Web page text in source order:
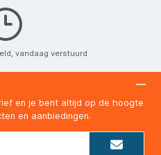
vandaag verstuurd
en je bent altijd op de hoogte
en aanbiedingen.